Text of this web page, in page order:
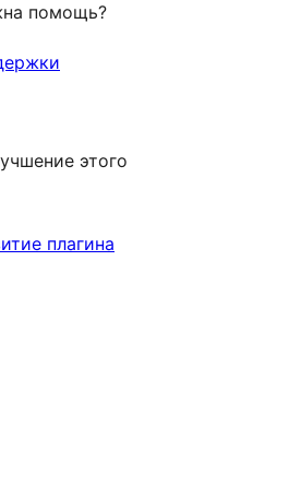
помощь?
этого
плагина